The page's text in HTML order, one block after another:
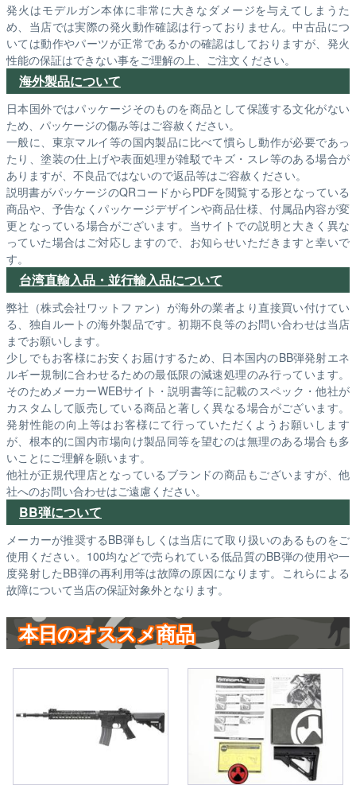
発火はモデルガン本体に非常に大きなダメージを与えてしまうた
め、当店では実際の発火動作確認は行っておりません。中古品につ
いては動作やパーツが正常であるかの確認はしておりますが、発火
性能の保証はできない事をご理解の上、ご注文ください。
海外製品について
日本国外ではパッケージそのものを商品として保護する文化がない
ため、パッケージの傷み等はご容赦ください。
一般に、東京マルイ等の国内製品に比べて慣らし動作が必要であっ
たり、塗装の仕上げや表面処理が雑駁でキズ・スレ等のある場合が
ありますが、不良品ではないので返品等はご容赦ください。
説明書がパッケージのQRコードからPDFを閲覧する形となっている
商品や、予告なくパッケージデザインや商品仕様、付属品内容が変
更となっている場合がございます。当サイトでの説明と大きく異な
っていた場合はご対応しますので、お知らせいただきますと幸いで
す。
台湾直輸入品・並行輸入品について
弊社（株式会社ワットファン）が海外の業者より直接買い付けてい
る、独自ルートの海外製品です。初期不良等のお問い合わせは当店
までお願いします。
少しでもお客様にお安くお届けするため、日本国内のBB弾発射エネ
ルギー規制に合わせるための最低限の減速処理のみ行っています。
そのためメーカーWEBサイト・説明書等に記載のスペック・他社が
カスタムして販売している商品と著しく異なる場合がございます。
発射性能の向上等はお客様にて行っていただくようお願いします
が、根本的に国内市場向け製品同等を望むのは無理のある場合も多
いことにご理解を願います。
他社が正規代理店となっているブランドの商品もございますが、他
社へのお問い合わせはご遠慮ください。
BB弾について
メーカーが推奨するBB弾もしくは当店にて取り扱いのあるものをご
使用ください。100均などで売られている低品質のBB弾の使用や一
度発射したBB弾の再利用等は故障の原因になります。これらによる
故障について当店の保証対象外となります。
本日のオススメ商品